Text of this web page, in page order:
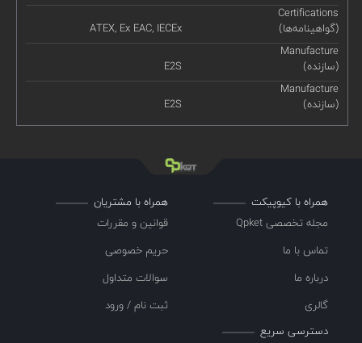
Certifications
(گواهینامه‌ها)
ATEX, Ex EAC, IECEx
Manufacture
(سازنده)
E2S
Manufacture
(سازنده)
E2S
همراه با کیوپیکت
مجله تخصصی Qpket
تماس با ما
درباره ما
گالری
همراه با مشتریان
قوانین و مقررات
حریم خصوصی
سوالات متداول
ثبت نام / ورود
دسترسی سریع